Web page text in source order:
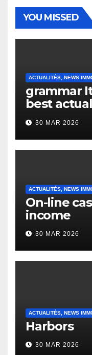
YOU MISSED
ACTUALITÉS, NEWS
grammar
best
to it’s the
English
Heap
30 MAR 2026
ACTUALITÉS, NEWS
On-line
income
30 MAR 2026
ACTUALITÉS, NEWS
Harbors
30 MAR 2026